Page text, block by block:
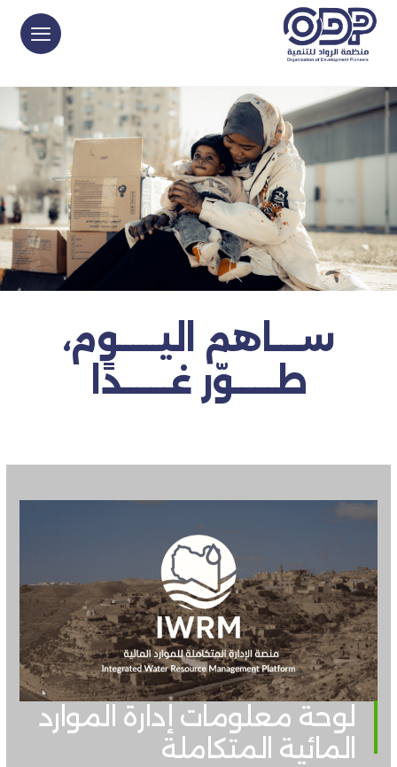
ســــاهم اليــــــوم،
طــــــوّر غـــــــدًا
لوحة معلومات إدارة الموارد
المائية المتكاملة